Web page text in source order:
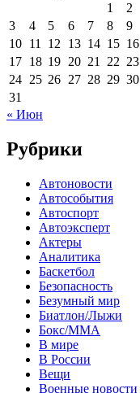
1
2
3
4 5 6 7 8
9
10 11 12 13 14 15 16
17 18 19 20 21 22 23
24 25 26 27 28 29 30
31
« Июн
Рубрики
Автоновости
Автособытия
Автоспорт
Автоэксперт
Актеры
Аналитика
Баскетбол
Безопасность
Безумный мир
Биатлон/Лыжи
Бокс/MMA
В мире
В России
Вещи
Военные новости